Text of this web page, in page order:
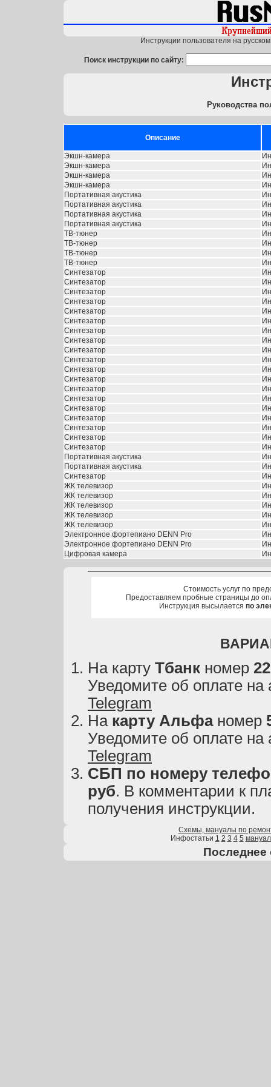
Инструкции пользователя на
Поиск инструкции по сайту:
Руководства
Описание
Экшн-камера
Экшн-камера
Экшн-камера
Экшн-камера
Портативная акустика
Портативная акустика
Портативная акустика
Портативная акустика
ТВ-тюнер
ТВ-тюнер
ТВ-тюнер
ТВ-тюнер
Синтезатор
Синтезатор
Синтезатор
Синтезатор
Синтезатор
Синтезатор
Синтезатор
Синтезатор
Синтезатор
Синтезатор
Синтезатор
Синтезатор
Синтезатор
Синтезатор
Синтезатор
Синтезатор
Синтезатор
Синтезатор
Синтезатор
Портативная акустика
Портативная акустика
Синтезатор
ЖК телевизор
ЖК телевизор
ЖК телевизор
ЖК телевизор
ЖК телевизор
Электронное фортепиано DENN Pro
Электронное фортепиано DENN Pro
Цифровая камера
Стоимость услуг по
Предоставляем пробные страницы до
Инструкция высылается по
На карту Тбанк номер
Уведомите об оплате на
Telegram
На карту Альфаномер
Уведомите об оплате на
Telegram
СБП по номеру
руб. В комментарии к
получения инструкции.
Схемы, мануалы по
Инфостатьи 1 2 3 4 5